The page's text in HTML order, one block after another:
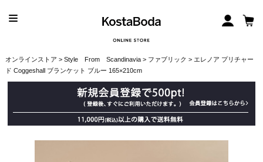
オンラインストア > Style From Scandinavia> ファブリック > エレノア プリチャー
ド Coggeshall ブランケット ブルー 165×210cm